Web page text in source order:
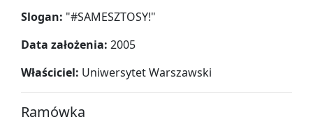
Slogan: "#SAMESZTOSY!"
Data założenia: 2005
Właściciel: Uniwersytet Warszawski
Ramówka